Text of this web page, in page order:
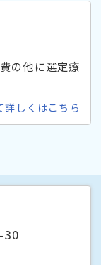
の他に選定療
詳しくはこちら
30